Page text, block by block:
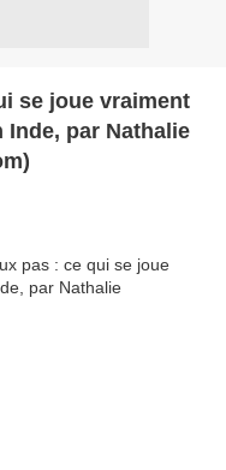
se joue vraiment
Inde, par Nathalie